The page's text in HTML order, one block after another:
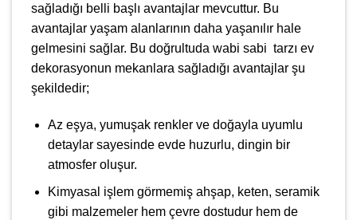
sağladığı belli başlı avantajlar mevcuttur. Bu
avantajlar yaşam alanlarının daha yaşanılır hale
gelmesini sağlar. Bu doğrultuda wabi sabi tarzı ev
dekorasyonun mekanlara sağladığı avantajlar şu
şekildedir;
Az eşya, yumuşak renkler ve doğayla uyumlu
detaylar sayesinde evde huzurlu, dingin bir
atmosfer oluşur.
Kimyasal işlem görmemiş ahşap, keten, seramik
gibi malzemeler hem çevre dostudur hem de